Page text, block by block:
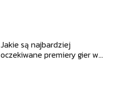
Jakie są najbardziej
oczekiwane premiery gier w